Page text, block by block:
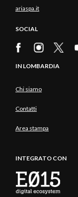
ariaspa.it
SOCIAL
IN LOMBARDIA
Chi siamo
Contatti
Area stampa
INTEGRATO CON